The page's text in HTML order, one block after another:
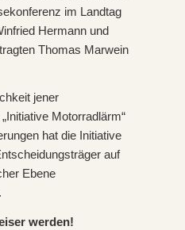
im Landtag
Hermann und
Thomas Marwein
jener
Motorradlärm“
hat die Initiative
auf
Ebene
werden!